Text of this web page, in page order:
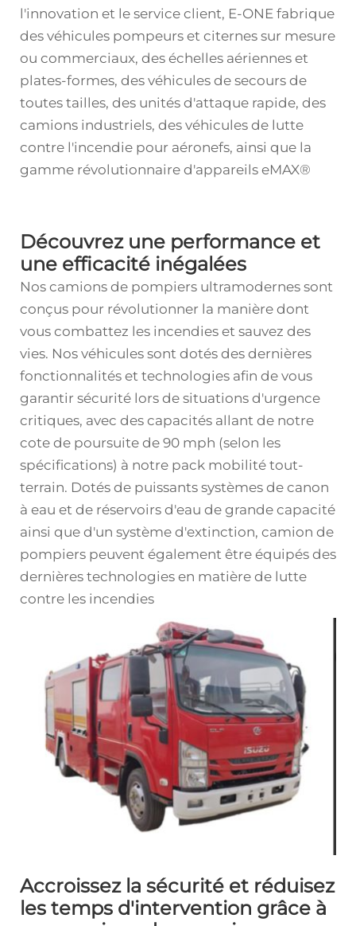
l'innovation et le service client, E-ONE fabrique
des véhicules pompeurs et citernes sur mesure
ou commerciaux, des échelles aériennes et
plates-formes, des véhicules de secours de
toutes tailles, des unités d'attaque rapide, des
camions industriels, des véhicules de lutte
contre l'incendie pour aéronefs, ainsi que la
gamme révolutionnaire d'appareils eMAX®
Découvrez une performance et
une efficacité inégalées
Nos camions de pompiers ultramodernes sont
conçus pour révolutionner la manière dont
vous combattez les incendies et sauvez des
vies. Nos véhicules sont dotés des dernières
fonctionnalités et technologies afin de vous
garantir sécurité lors de situations d'urgence
critiques, avec des capacités allant de notre
cote de poursuite de 90 mph (selon les
spécifications) à notre pack mobilité tout-
terrain. Dotés de puissants systèmes de canon
à eau et de réservoirs d'eau de grande capacité
ainsi que d'un système d'extinction, camion de
pompiers peuvent également être équipés des
dernières technologies en matière de lutte
contre les incendies
Accroissez la sécurité et réduisez
les temps d'intervention grâce à